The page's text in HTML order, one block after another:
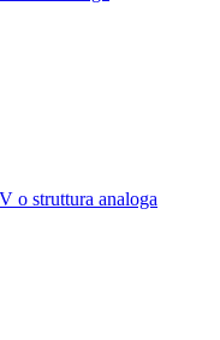
o struttura analoga